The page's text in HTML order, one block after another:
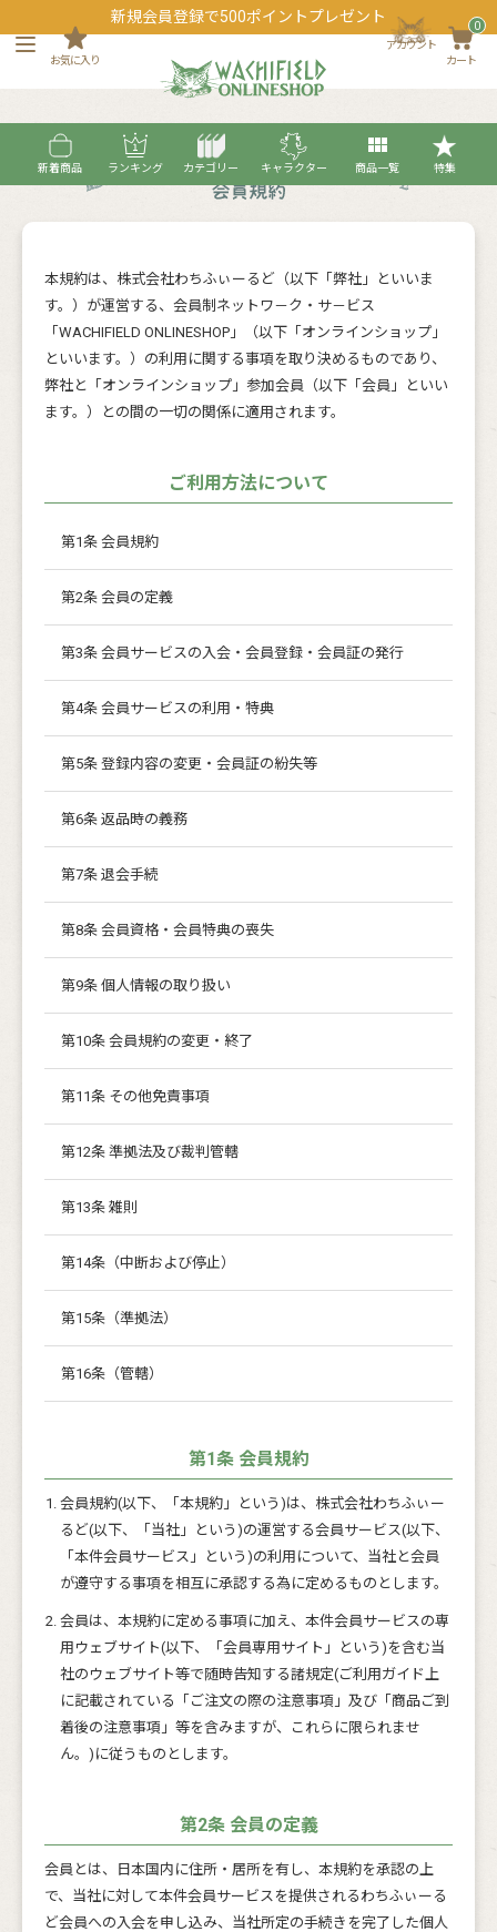
新規会員登録で500ポイントプレゼント
お気に入り
アカウント
カート
0
新着商品 ランキング カテゴリー キャラクター 商品一覧 特集
本規約は、株式会社わちふぃーるど（以下「弊社」といいま
す。）が運営する、会員制ネットワ－ク・サ－ビス
「WACHIFIELD ONLINESHOP」（以下「オンラインショップ」
といいます。）の利用に関する事項を取り決めるものであり、
弊社と「オンラインショップ」参加会員（以下「会員」といい
ます。）との間の一切の関係に適用されます。
ご利用方法について
第1条 会員規約
第2条 会員の定義
第3条 会員サービスの入会・会員登録・会員証の発行
第4条 会員サービスの利用・特典
第5条 登録内容の変更・会員証の紛失等
第6条 返品時の義務
第7条 退会手続
第8条 会員資格・会員特典の喪失
第9条 個人情報の取り扱い
第10条 会員規約の変更・終了
第11条 その他免責事項
第12条 準拠法及び裁判管轄
第13条 雑則
第14条（中断および停止）
第15条（準拠法）
第16条（管轄）
第1条 会員規約
会員規約(以下、「本規約」という)は、株式会社わちふぃー
るど(以下、「当社」という)の運営する会員サービス(以下、
「本件会員サービス」という)の利用について、当社と会員
が遵守する事項を相互に承認する為に定めるものとします。
会員は、本規約に定める事項に加え、本件会員サービスの専
用ウェブサイト(以下、「会員専用サイト」という)を含む当
社のウェブサイト等で随時告知する諸規定(ご利用ガイド上
に記載されている「ご注文の際の注意事項」及び「商品ご到
着後の注意事項」等を含みますが、これらに限られませ
ん。)に従うものとします。
第2条 会員の定義
会員とは、日本国内に住所・居所を有し、本規約を承認の上
で、当社に対して本件会員サービスを提供されるわちふぃーる
ど会員への入会を申し込み、当社所定の手続きを完了した個人